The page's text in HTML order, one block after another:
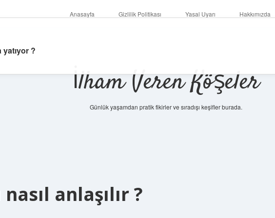
Anasayfa Gizlilik Politikası Yasal Uyarı Hakkımızda
İlham Veren Köşeler
Günlük yaşamdan pratik fikirler ve sıradışı keşifler burada.
anlaşılır ?
?